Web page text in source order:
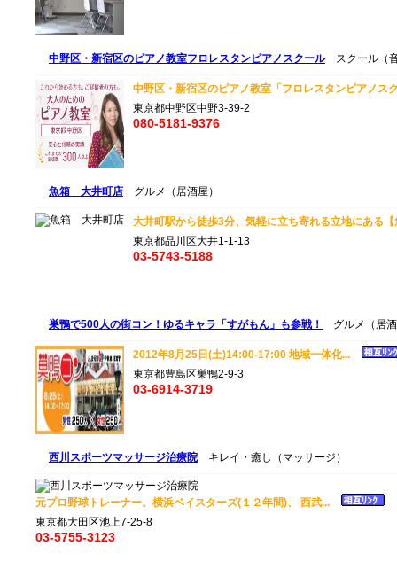
中野区・新宿区のピアノ教室フロレスタンピアノスクールスクール（
中野区・新宿区のピアノ教室「フロレスタンピアノ
東京都中野区中野3-39-2
080-5181-9376
魚箱 大井町店 グルメ（居酒屋）
大井町駅から徒歩3分、気軽に立ち寄れる立地にある
東京都品川区大井1-1-13
03-5743-5188
巣鴨で500人の街コン！ゆるキャラ「すがもん」も参戦！ グルメ（居
2012年8月25日(土)14:00-17:00 地域一体化...
東京都豊島区巣鴨2-9-3
03-6914-3719
西川スポーツマッサージ治療院 キレイ・癒し（マッサージ）
元プロ野球トレーナー。横浜ベイスターズ(１２年間)、 西武...
東京都大田区池上7-25-8
03-5755-3123